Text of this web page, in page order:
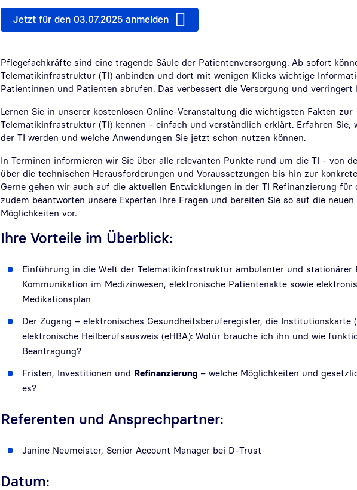
Jetzt für den 03.07.2025 anmelden
Pflegefachkräfte sind eine tragende Säule der Patientenversorgung. Ab sofort
Telematikinfrastruktur (TI) anbinden und dort mit wenigen Klicks wichtige
Patientinnen und Patienten abrufen. Das verbessert die Versorgung und verringert
Lernen Sie in unserer kostenlosen Online-Veranstaltung die wichtigsten Fakten zur
Telematikinfrastruktur (TI) kennen - einfach und verständlich erklärt. Erfahren Sie,
der TI werden und welche Anwendungen Sie jetzt schon nutzen können.
In Terminen informieren wir Sie über alle relevanten Punkte rund um die TI - von
über die technischen Herausforderungen und Voraussetzungen bis hin zur
Gerne gehen wir auch auf die aktuellen Entwicklungen in der TI Refinanzierung für
zudem beantworten unsere Experten Ihre Fragen und bereiten Sie so auf die neuen
Möglichkeiten vor.
Ihre Vorteile im Überblick:
Einführung in die Welt der Telematikinfrastruktur ambulanter und stationärer
Kommunikation im Medizinwesen, elektronische Patientenakte sowie
Medikationsplan
Der Zugang – elektronisches Gesundheitsberuferegister, die Institutionskarte
elektronische Heilberufsausweis (eHBA): Wofür brauche ich ihn und wie
Beantragung?
Fristen, Investitionen und Refinanzierung – welche Möglichkeiten und
es?
Referenten und Ansprechpartner:
Janine Neumeister, Senior Account Manager bei D-Trust
Datum: